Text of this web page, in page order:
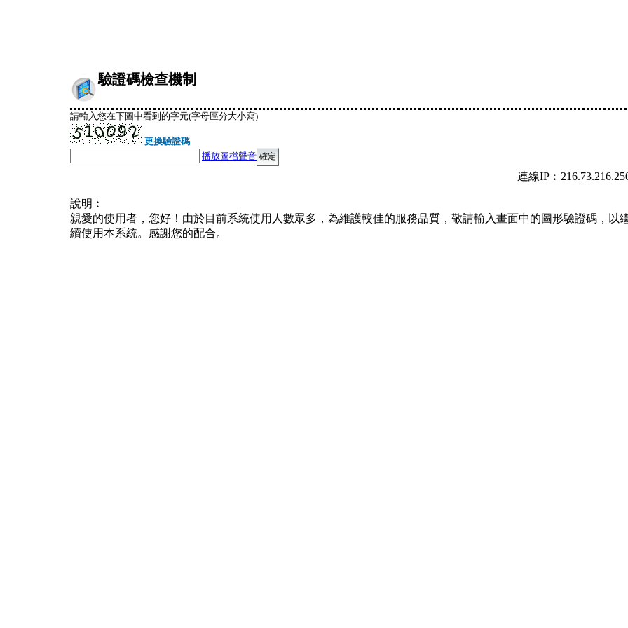
驗證碼檢查機制
請輸入您在下圖中看到的字元(字母區分大小寫)
更換驗證碼
播放圖檔聲音
連線
說明︰
親愛的使用者，您好！由於目前系統使用人數眾多，為維護較佳的服務品質，敬請輸入畫面中的圖形驗證碼，以
續使用本系統。感謝您的配合。